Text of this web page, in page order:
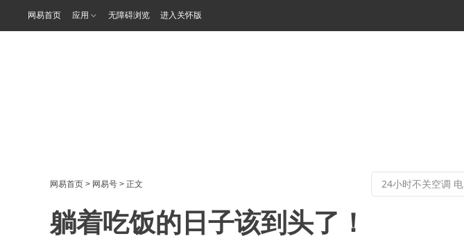
网易首页 应用 无障碍浏览 进入关怀版
网易首页 > 网易号 > 正文
躺着吃饭的日子该到头了！